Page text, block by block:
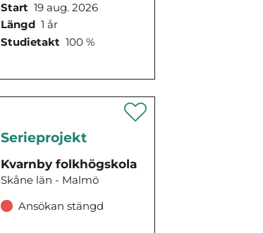
Start 19 aug. 2026
Längd 1 år
Studietakt 100 %
Serieprojekt
Kvarnby folkhögskola
Skåne län - Malmö
Ansökan stängd